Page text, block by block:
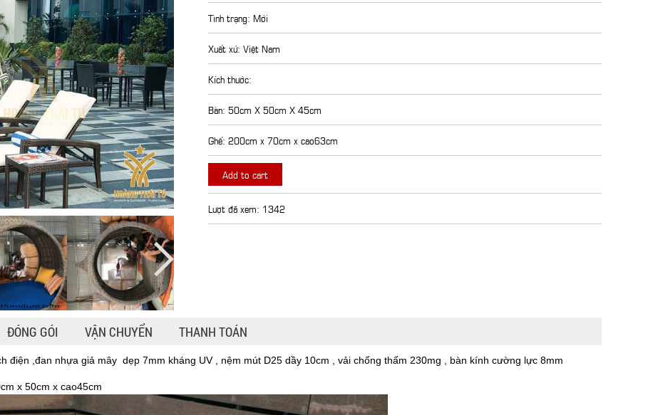
Tình trạng: Mới
Xuất xứ: Việt Nam
Kích thước:
Bàn: 50cm X 50cm X 45cm
Ghế: 200cm x 70cm x cao63cm
Add to cart
Lượt đã xem: 1342
ĐÓNG GÓI VẬN CHUYỂN THANH TOÁN
điện ,đan nhựa giả mây dẹp 7mm kháng UV , nệm mút D25 dầy 10cm , vải chống thấm 230mg , bàn kính cường lực 8mm
x 50cm x cao45cm